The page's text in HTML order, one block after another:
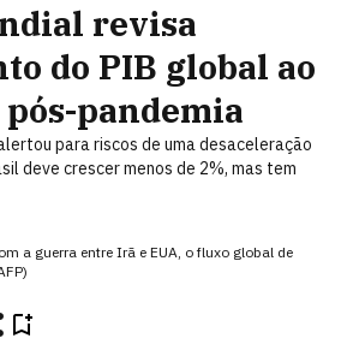
revisa
do PIB global ao
pandemia
para riscos de uma desaceleração
deve crescer menos de 2%, mas tem
a guerra entre Irã e EUA, o fluxo global de